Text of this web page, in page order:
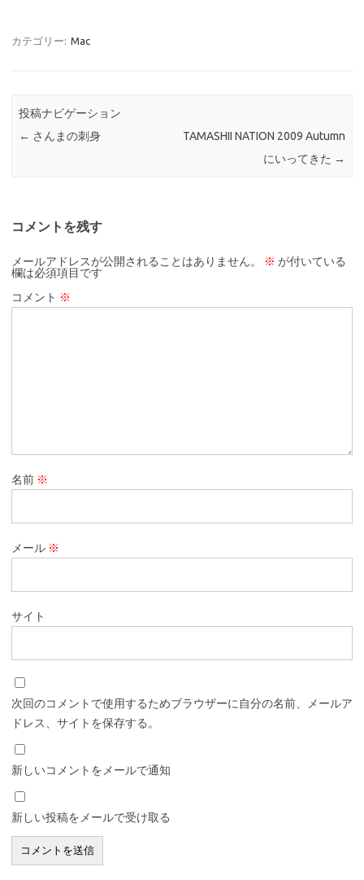
カテゴリー: Mac
投稿ナビゲーション
← さんまの刺身
TAMASHII NATION 2009 Autumn
にいってきた →
コメントを残す
メールアドレスが公開されることはありません。 ※ が付いている
欄は必須項目です
コメント ※
名前 ※
メール ※
サイト
次回のコメントで使用するためブラウザーに自分の名前、メールア
ドレス、サイトを保存する。
新しいコメントをメールで通知
新しい投稿をメールで受け取る